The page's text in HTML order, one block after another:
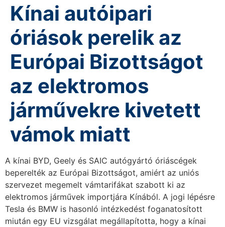
Kínai autóipari
óriások perelik az
Európai Bizottságot
az elektromos
járművekre kivetett
vámok miatt
A kínai BYD, Geely és SAIC autógyártó óriáscégek
beperelték az Európai Bizottságot, amiért az uniós
szervezet megemelt vámtarifákat szabott ki az
elektromos járművek importjára Kínából. A jogi lépésre
Tesla és BMW is hasonló intézkedést foganatosított
miután egy EU vizsgálat megállapította, hogy a kínai